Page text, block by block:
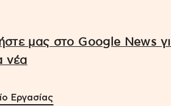
μας στο Google News
νέα
Εργασίας